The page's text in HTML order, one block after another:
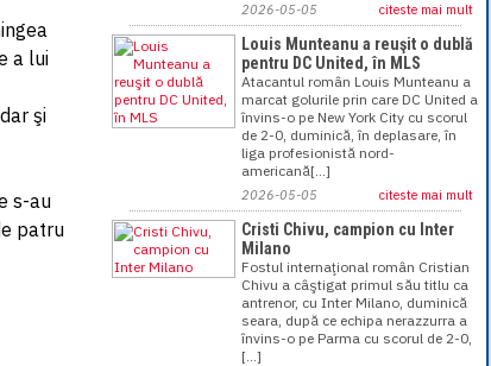
a lui
şi
s-au
patru
2026-05-05 citeste mai mult
Louis Munteanu a reuşit o dublă
pentru DC United, în MLS
Atacantul român Louis Munteanu a
marcat golurile prin care DC United a
învins-o pe New York City cu scorul
de 2-0, duminică, în deplasare, în
liga profesionistă nord-
americană[...]
2026-05-05 citeste mai mult
Cristi Chivu, campion cu Inter
Milano
Fostul internaţional român Cristian
Chivu a câştigat primul său titlu ca
antrenor, cu Inter Milano, duminică
seara, după ce echipa nerazzurra a
învins-o pe Parma cu scorul de 2-0,
[...]